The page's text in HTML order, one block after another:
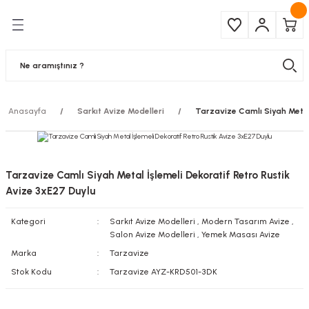
Anasayfa Sarkıt Avize Modelleri Tarzavize Camlı Siyah
Tarzavize Camlı Siyah Metal İşlemeli Dekoratif Retro Rustik
Avize 3xE27 Duylu
Kategori Sarkıt Avize Modelleri , Modern Tasarım Avize ,
Salon Avize Modelleri , Yemek Masası Avize
Marka
Tarzavize
Stok Kodu
Tarzavize AYZ-KRD501-3DK